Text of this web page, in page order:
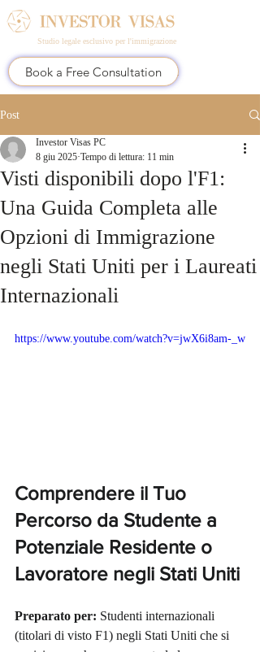
Studio legale esclusivo per l'immigrazione
Book a Free Consultation
Post
Visti disponibili dopo l'F1:
Una Guida Completa alle
Opzioni di Immigrazione
negli Stati Uniti per i Laureati
Internazionali
Investor Visas PC
8 giu 2025 Tempo di lettura: 11 min
https://www.youtube.com/watch?v=jwX6i8am-_w
Comprendere il Tuo
Percorso da Studente a
Potenziale Residente o
Lavoratore negli Stati Uniti
Preparato per: Studenti internazionali
(titolari di visto F1) negli Stati Uniti che si